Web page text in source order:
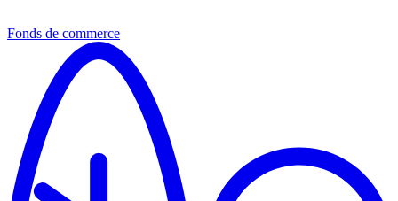
Fonds de commerce